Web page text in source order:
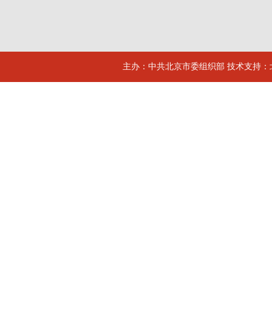
主办：中共北京市委组织部 技术支持